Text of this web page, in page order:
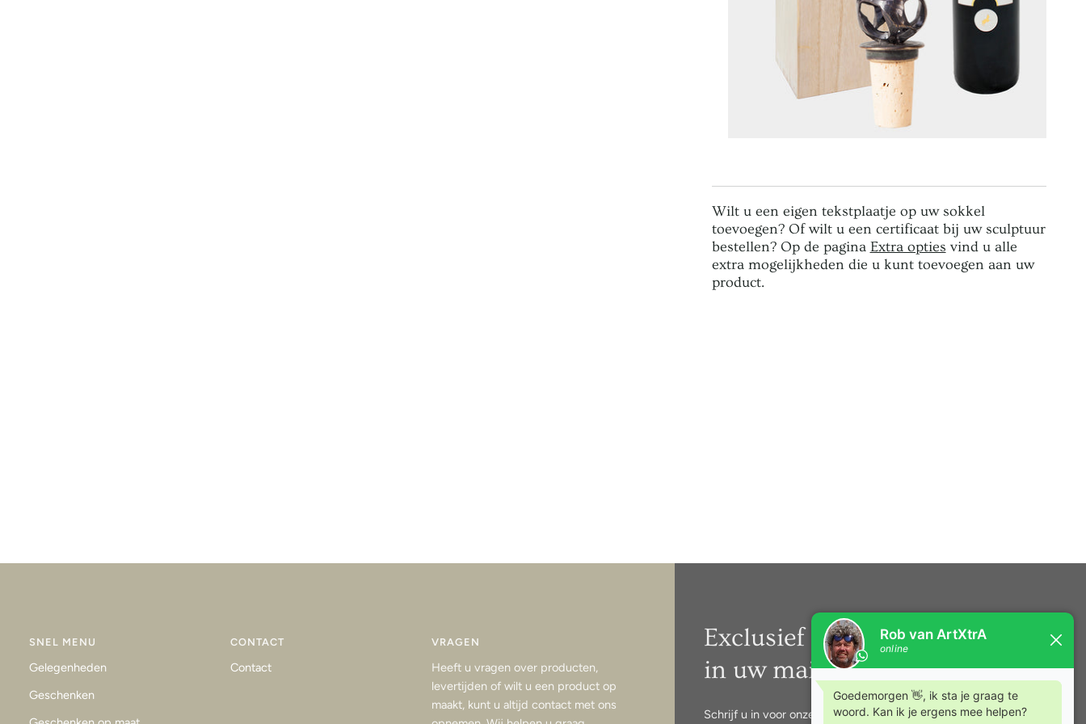
Wilt u een eigen tekstplaatje op uw sokkel
toevoegen? Of wilt u een certificaat bij uw sculptuur
bestellen? Op de pagina Extra opties vind u alle
extra mogelijkheden die u kunt toevoegen aan uw
product.
Exclusief nieuws rechtstreeks
in uw mail.
Schrijf u in voor onze nieuwsbrief.
SNEL MENU
Gelegenheden
Geschenken
CONTACT
Contact
VRAGEN
Heeft u vragen over producten,
levertijden of wilt u een product op
maakt, kunt u altijd contact met ons